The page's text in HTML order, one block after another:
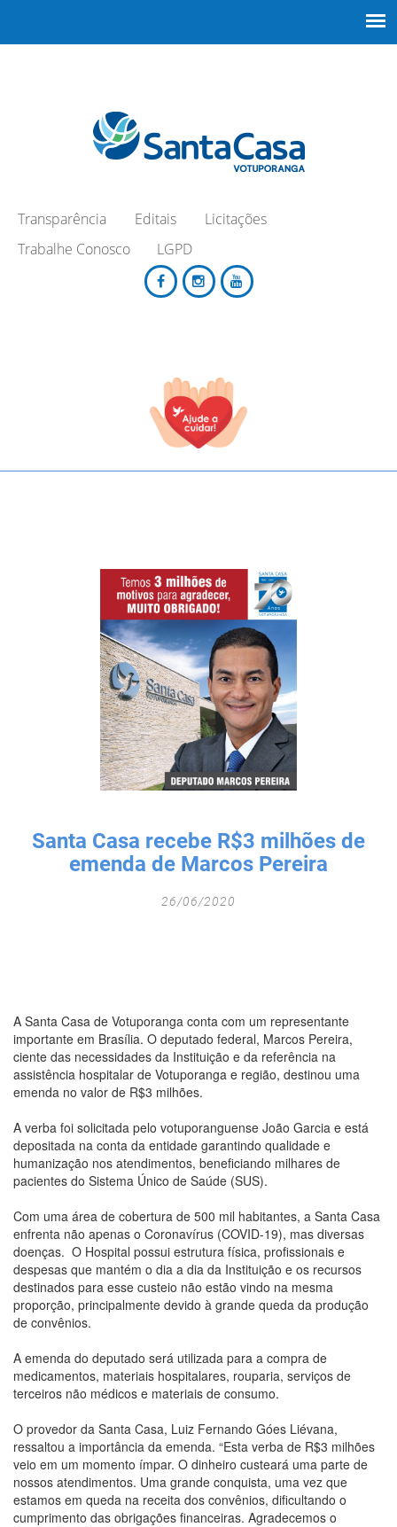
Transparência Editais
Licitações
Trabalhe Conosco
LGPD
TODOS OS CAMPOS SÃO OBRIGATÓRIOS.
Santa Casa recebe R$3 milhões de
emenda de Marcos Pereira
26/06/2020
A Santa Casa de Votuporanga conta com um representante
importante em Brasília. O deputado federal, Marcos Pereira,
ciente das necessidades da Instituição e da referência na
assistência hospitalar de Votuporanga e região, destinou uma
emenda no valor de R$3 milhões.
A verba foi solicitada pelo votuporanguense João Garcia e está
depositada na conta da entidade garantindo qualidade e
humanização nos atendimentos, beneficiando milhares de
pacientes do Sistema Único de Saúde (SUS).
Com uma área de cobertura de 500 mil habitantes, a Santa Casa
enfrenta não apenas o Coronavírus (COVID-19), mas diversas
doenças. O Hospital possui estrutura física, profissionais e
despesas que mantém o dia a dia da Instituição e os recursos
destinados para esse custeio não estão vindo na mesma
proporção, principalmente devido à grande queda da produção
de convênios.
A emenda do deputado será utilizada para a compra de
medicamentos, materiais hospitalares, rouparia, serviços de
terceiros não médicos e materiais de consumo.
O provedor da Santa Casa, Luiz Fernando Góes Liévana,
ressaltou a importância da emenda. “Esta verba de R$3 milhões
veio em um momento ímpar. O dinheiro custeará uma parte de
nossos atendimentos. Uma grande conquista, uma vez que
estamos em queda na receita dos convênios, dificultando o
cumprimento das obrigações financeiras. Agradecemos o